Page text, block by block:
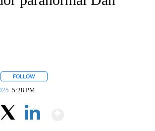
FOLLOW
5:28 PM